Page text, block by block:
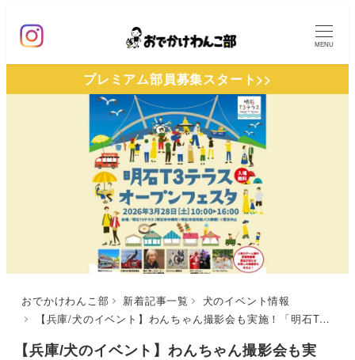
ン
MENU
プレミアム部員募集スタート>>
おでかけわんこ部 新着記事一覧
犬のイベント情報
【兵庫/犬のイベント】わんちゃん撮影会も実施！「明石T3テラス オープンフェスタ」（明石T3テラス）3/28
【兵庫/犬のイベント】わんちゃん撮影会も実